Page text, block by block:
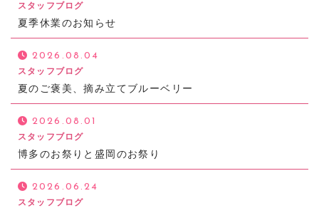
スタッフブログ
夏季休業のお知らせ
2026.08.04
スタッフブログ
夏のご褒美、摘み立てブルーベリー
2026.08.01
スタッフブログ
博多のお祭りと盛岡のお祭り
2026.06.24
スタッフブログ